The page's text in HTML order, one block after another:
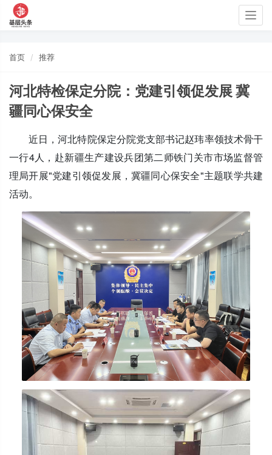
首页 推荐
河北特检保定分院：党建引领促发展 冀
疆同心保安全
近日，河北特院保定分院党支部书记赵玮率领技术骨干
一行4人，赴新疆生产建设兵团第二师铁门关市市场监督管
理局开展"党建引领促发展，冀疆同心保安全"主题联学共建
活动。